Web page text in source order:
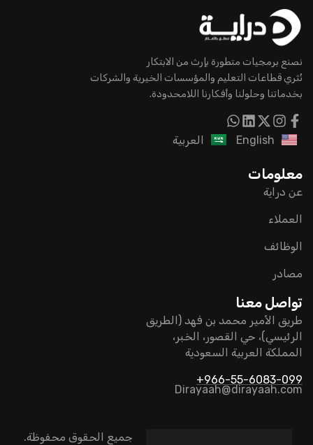
نصنع برمجيات متطورة بإرث من الابتكار
نُثري قطاعات التعليم والمؤسسات الخيرية والشركات
بخدماتنا وحلولنا وأفكارنا اللامحدودة.
English العربية
معلومات
عن دراية
العملاء
الوظائف
مصادر
تواصل معنا
طريق الأمير محمد بن فهد (الطريق
الرئيسي)، حي القصور، الخبر،
المملكة العربية السعودية
966-55-6083-099+
Dirayaah@dirayaah.com
جميع الحقوق محفوظة.